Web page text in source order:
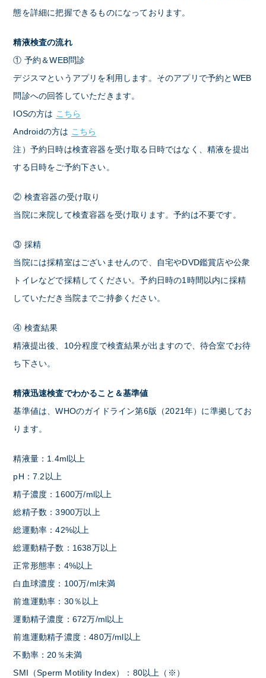
態を詳細に把握できるものになっております。
精液検査の流れ
① 予約＆WEB問診
デジスマというアプリを利用します。そのアプリで予約とWEB
問診への回答していただきます。
IOSの方は こちら
Androidの方は こちら
注）予約日時は検査容器を受け取る日時ではなく、精液を提出
する日時をご予約下さい。
② 検査容器の受け取り
当院に来院して検査容器を受け取ります。予約は不要です。
③ 採精
当院には採精室はございませんので、自宅やDVD鑑賞店や公衆
トイレなどで採精してください。予約日時の1時間以内に採精
していただき当院までご持参ください。
④ 検査結果
精液提出後、10分程度で検査結果が出ますので、待合室でお待
ち下さい。
精液迅速検査でわかること＆基準値
基準値は、WHOのガイドライン第6版（2021年）に準拠してお
ります。
精液量：1.4ml以上
pH：7.2以上
精子濃度：1600万/ml以上
総精子数：3900万以上
総運動率：42%以上
総運動精子数：1638万以上
正常形態率：4%以上
白血球濃度：100万/ml未満
前進運動率：30％以上
運動精子濃度：672万/ml以上
前進運動精子濃度：480万/ml以上
不動率：20％未満
SMI（Sperm Motility Index）：80以上（※）